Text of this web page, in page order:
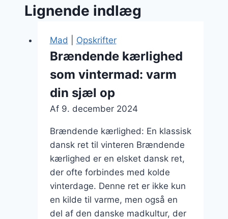
Lignende indlæg
Mad Opskrifter
Brændende kærlighed
som vintermad: varm
din sjæl op
Af 9. december 2024
Brændende kærlighed: En klassisk
dansk ret til vinteren Brændende
kærlighed er en elsket dansk ret,
der ofte forbindes med kolde
vinterdage. Denne ret er ikke kun
en kilde til varme, men også en
del af den danske madkultur, der